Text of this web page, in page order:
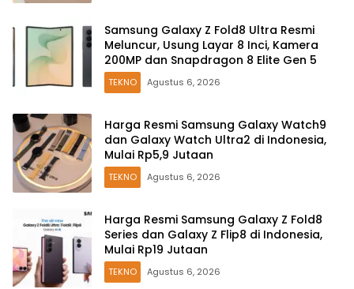
Samsung Galaxy Z Fold8 Ultra Resmi
Meluncur, Usung Layar 8 Inci, Kamera
200MP dan Snapdragon 8 Elite Gen 5
TEKNO Agustus 6, 2026
Harga Resmi Samsung Galaxy Watch9
dan Galaxy Watch Ultra2 di Indonesia,
Mulai Rp5,9 Jutaan
TEKNO Agustus 6, 2026
Harga Resmi Samsung Galaxy Z Fold8
Series dan Galaxy Z Flip8 di Indonesia,
Mulai Rp19 Jutaan
TEKNO Agustus 6, 2026